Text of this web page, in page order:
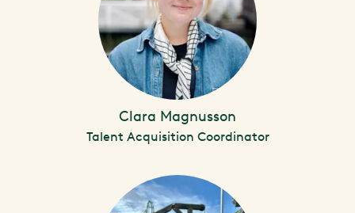
Clara Magnusson
Talent Acquisition Coordinator